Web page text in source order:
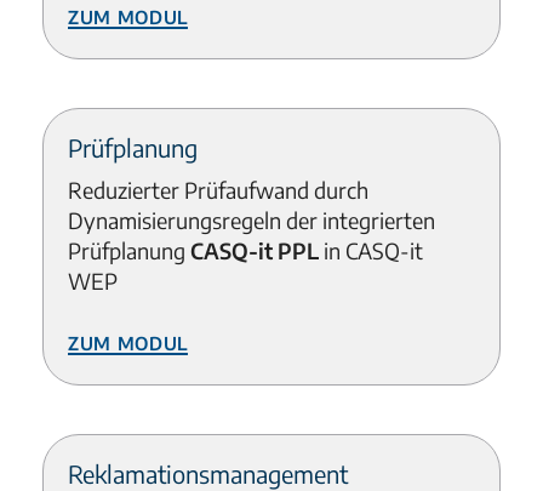
Zum Modul
Prüfplanung
Reduzierter Prüfaufwand durch
Dynamisierungsregeln der integrierten
Prüfplanung CASQ-it PPL in CASQ-it
WEP
Zum Modul
Reklamationsmanagement